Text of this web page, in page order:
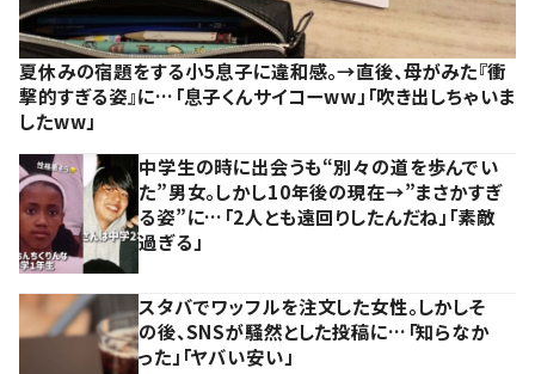
夏休みの宿題をする小5息子に違和感。→直後、母がみた『衝
撃的すぎる姿』に…「息子くんサイコーww」「吹き出しちゃいま
したww」
中学生の時に出会うも“別々の道を歩んでい
た”男女。しかし10年後の現在→”まさかすぎ
る姿”に…「2人とも遠回りしたんだね」「素敵
過ぎる」
スタバでワッフルを注文した女性。しかしそ
の後、SNSが騒然とした投稿に…「知らなか
った」「ヤバい安い」